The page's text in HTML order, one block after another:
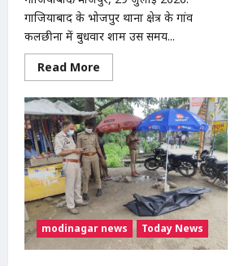
गाजियाबाद के भोजपुर थाना क्षेत्र के गांव
कलछीना में बुधवार शाम उस समय...
Read More
more
कलछीना
में
पेड़
से
लटका
मिला
युवक
का
शव,
पत्नी
को
लेने
आया
था
modinagar news Today News